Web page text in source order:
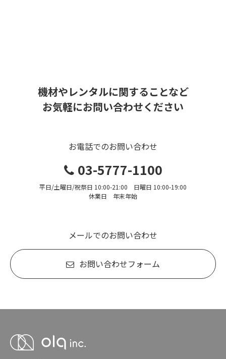
機材やレンタルに関することなど
お気軽にお問い合わせください
お電話でのお問い合わせ
03-5777-1100
平日/土曜日/祝祭日 10:00-21:00 日曜日 10:00-19:00
休業日 年末年始
メールでのお問い合わせ
お問い合わせフォーム